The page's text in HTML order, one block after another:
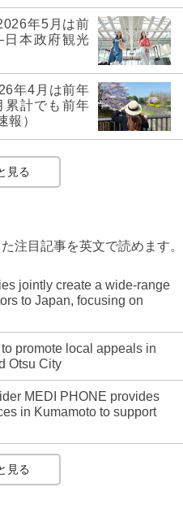
年5月は前
本政府観光
年4月は前年
累計でも前年
）
見る
注目記事を英文で読めます。
jointly create a wide-range
to Japan, focusing on
promote local appeals in
Otsu City
MEDI PHONE provides
in Kumamoto to support
見る